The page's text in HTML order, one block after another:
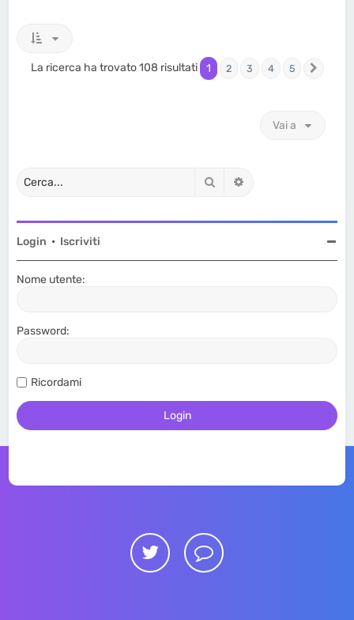
La ricerca ha trovato 108 risultati 1 2 3 4 5
Vai a
Cerca
Login • Iscriviti
Nome utente:
Password:
Ricordami